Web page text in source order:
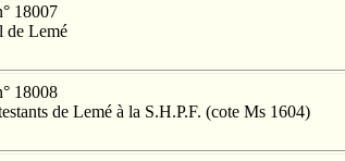
18007
de Lemé
18008
de Lemé à la S.H.P.F. (cote Ms 1604)